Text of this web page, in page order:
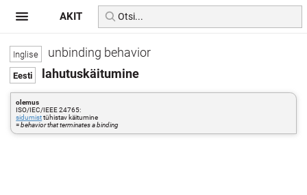
unbinding behavior
lahutuskäitumine
olemus
ISO/IEC/IEEE 24765:
sidumisttühistav käitumine
=behavior that terminates a binding
AKIT